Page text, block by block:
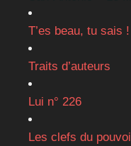
T’es beau, tu sais !
Traits d’auteurs
Lui n° 226
Les clefs du